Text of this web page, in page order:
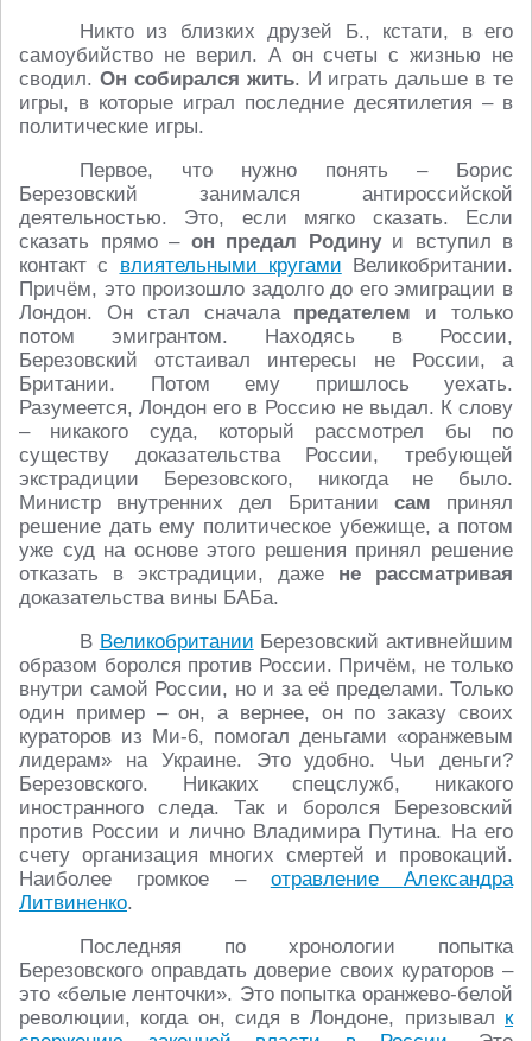
Никто из близких друзей Б., кстати, в его
самоубийство не верил. А он счеты с жизнью не
сводил. Он собирался жить. И играть дальше в те
игры, в которые играл последние десятилетия – в
политические игры.
Первое, что нужно понять – Борис
Березовский занимался антироссийской
деятельностью. Это, если мягко сказать. Если
сказать прямо – он предал Родинуи вступил в
контакт с влиятельными кругами Великобритании.
Причём, это произошло задолго до его эмиграции в
Лондон. Он стал сначала предателем и только
потом эмигрантом. Находясь в России,
Березовский отстаивал интересы не России, а
Британии. Потом ему пришлось уехать.
Разумеется, Лондон его в Россию не выдал. К слову
– никакого суда, который рассмотрел бы по
существу доказательства России, требующей
экстрадиции Березовского, никогда не было.
Министр внутренних дел Британии сам принял
решение дать ему политическое убежище, а потом
уже суд на основе этого решения принял решение
отказать в экстрадиции, даже не рассматривая
доказательства вины БАБа.
В Великобритании Березовский активнейшим
образом боролся против России. Причём, не только
внутри самой России, но и за её пределами. Только
один пример – он, а вернее, он по заказу своих
кураторов из Ми-6, помогал деньгами «оранжевым
лидерам» на Украине. Это удобно. Чьи деньги?
Березовского. Никаких спецслужб, никакого
иностранного следа. Так и боролся Березовский
против России и лично Владимира Путина. На его
счету организация многих смертей и провокаций.
Наиболее громкое – отравление Александра
Литвиненко.
Последняя по хронологии попытка
Березовского оправдать доверие своих кураторов –
это «белые ленточки». Это попытка оранжево-белой
революции, когда он, сидя в Лондоне, призывал к